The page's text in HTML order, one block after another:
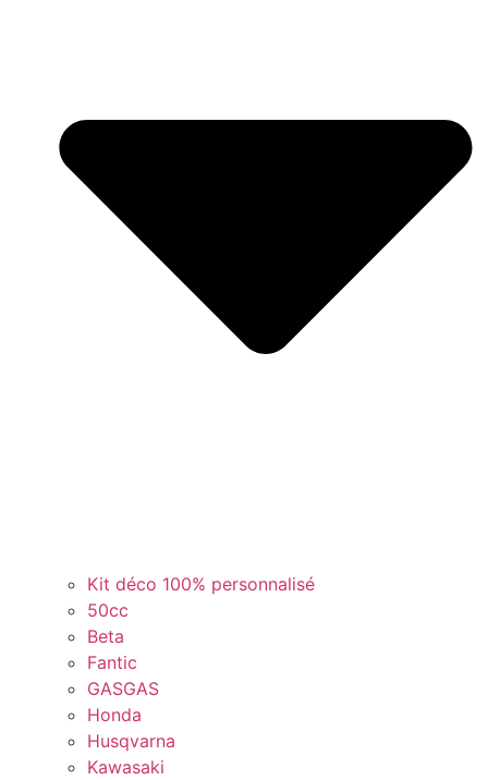
Kit déco 100% personnalisé
50cc
Beta
Fantic
GASGAS
Honda
Husqvarna
Kawasaki